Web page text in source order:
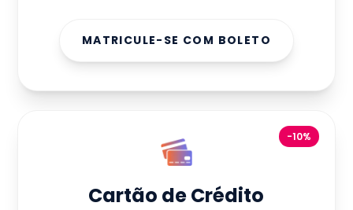
MATRICULE-SE COM BOLETO
-10%
Cartão de Crédito